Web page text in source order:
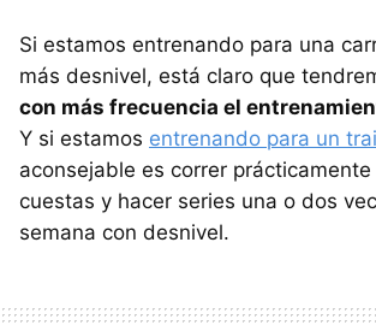
Si estamos entrenando para una
más desnivel, está claro que
con más frecuencia el
Y si estamos entrenando para un
aconsejable es correr
cuestas y hacer series una o dos
semana con desnivel.